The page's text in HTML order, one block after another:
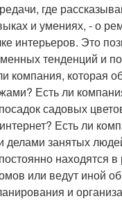
где
и умениях, - о
интерьеров. Это
тенденций и
компания, которая
Есть ли
садовых
Есть ли
делами занятых
находятся в
или ведут иной
и